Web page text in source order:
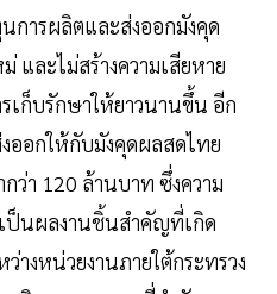
ารผลิตและส่งออกมังคุด
และไม่สร้างความเสียหาย
เก็บรักษาให้ยาวนานขึ้น อีก
ออกให้กับมังคุดผลสดไทย
ว่า 120 ล้านบาท ซึ่งความ
เป็นผลงานชิ้นสำคัญที่เกิด
างหน่วยงานภายใต้กระทรวง